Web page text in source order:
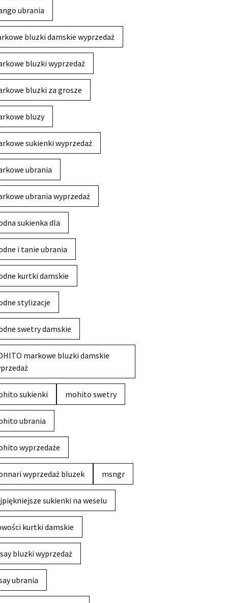
ubrania
bluzki damskie wyprzedaż
bluzki wyprzedaż
bluzki za grosze
bluzy
sukienki wyprzedaż
ubrania
ubrania wyprzedaż
sukienka dla
i tanie ubrania
kurtki damskie
stylizacje
swetry damskie
markowe bluzki damskie
sukienki mohito swetry
ubrania
wyprzedaże
wyprzedaż bluzek msngr
sukienki na weselu
kurtki damskie
bluzki wyprzedaż
ubrania